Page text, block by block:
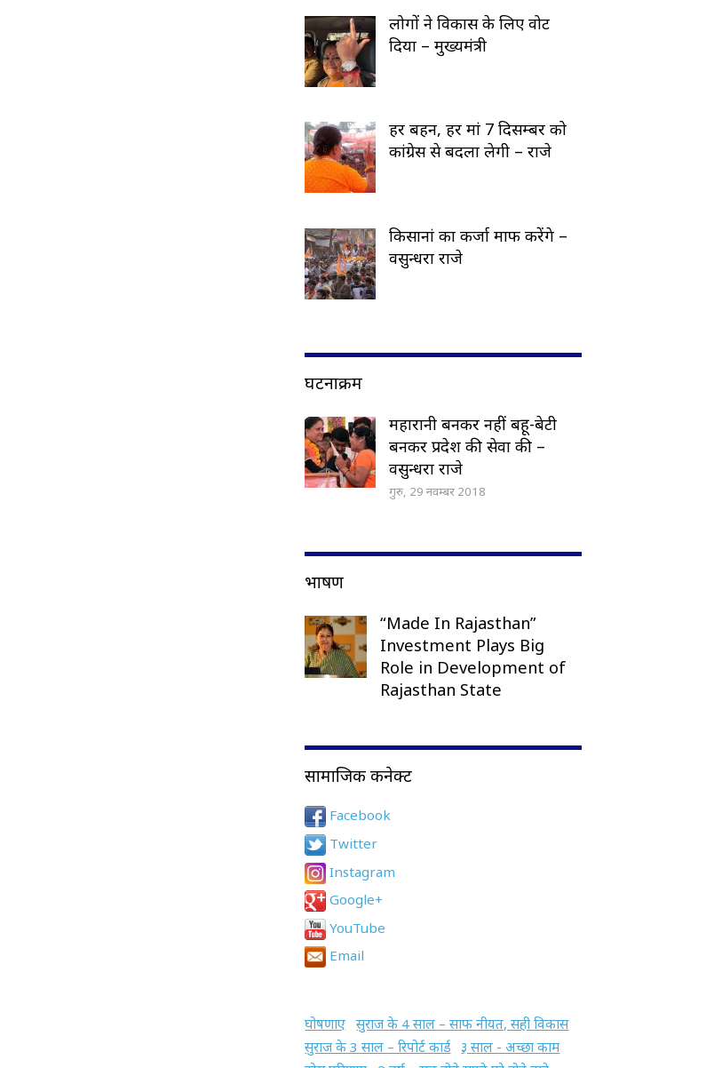
लोगों ने विकास के लिए वोट
दिया – मुख्यमंत्री
हर बहन, हर मां 7 दिसम्बर को
कांग्रेस से बदला लेगी – राजे
किसानां का कर्जा माफ करेंगे –
वसुन्धरा राजे
घटनाक्रम
महारानी बनकर नहीं बहू-बेटी
बनकर प्रदेश की सेवा की –
वसुन्धरा राजे
गुरु, 29 नवम्बर 2018
भाषण
“Made In Rajasthan”
Investment Plays Big
Role in Development of
Rajasthan State
सामाजिक कनेक्ट
Facebook
Twitter
Instagram
Google+
YouTube
Email
घोषणाए
सुराज के 4 साल – साफ नीयत, सही विकास
सुराज के 3 साल – रिपोर्ट कार्ड
३ साल - अच्छा काम